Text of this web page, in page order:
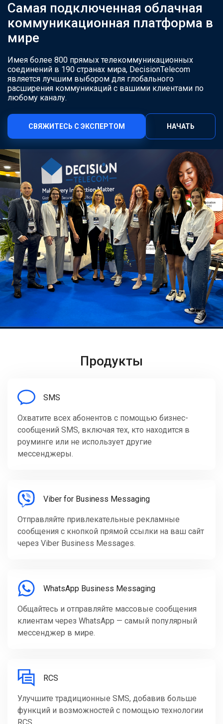
Самая подключенная облачная
коммуникационная платформа в
мире
Имея более 800 прямых телекоммуникационных
соединений в 190 странах мира, DecisionTelecom
является лучшим выбором для глобального
расширения коммуникаций с вашими клиентами по
любому каналу.
СВЯЖИТЕСЬ С ЭКСПЕРТОМ НАЧАТЬ
Продукты
SMS
Охватите всех абонентов с помощью бизнес-
сообщений SMS, включая тех, кто находится в
роуминге или не использует другие
мессенджеры.
Viber for Business Messaging
Отправляйте привлекательные рекламные
сообщения с кнопкой прямой ссылки на ваш сайт
через Viber Business Messages.
WhatsApp Business Messaging
Общайтесь и отправляйте массовые сообщения
клиентам через WhatsApp — самый популярный
мессенджер в мире.
RCS
Улучшите традиционные SMS, добавив больше
функций и возможностей с помощью технологии